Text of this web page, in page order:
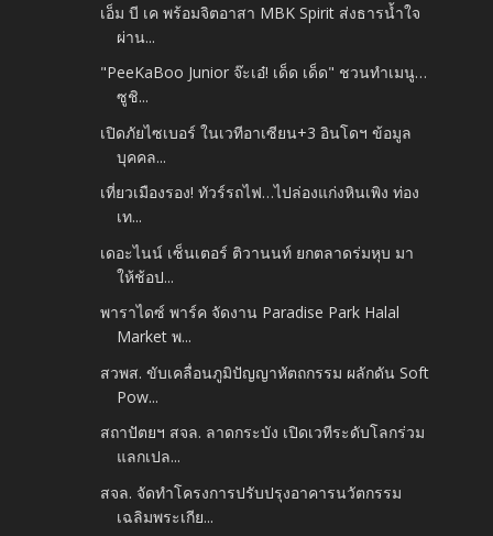
เอ็ม บี เค พร้อมจิตอาสา MBK Spirit ส่งธารน้ำใจ
ผ่าน...
"PeeKaBoo Junior จ๊ะเอ๋! เด็ด เด็ด" ชวนทำเมนู…
ซูชิ...
เปิดภัยไซเบอร์ ในเวทีอาเซียน+3 อินโดฯ ข้อมูล
บุคคล...
เที่ยวเมืองรอง! ทัวร์รถไฟ…ไปล่องแก่งหินเพิง ท่อง
เท...
เดอะไนน์ เซ็นเตอร์ ติวานนท์ ยกตลาดร่มหุบ มา
ให้ช้อป...
พาราไดซ์ พาร์ค จัดงาน Paradise Park Halal
Market พ...
สวพส. ขับเคลื่อนภูมิปัญญาหัตถกรรม ผลักดัน Soft
Pow...
สถาปัตยฯ สจล. ลาดกระบัง เปิดเวทีระดับโลกร่วม
แลกเปล...
สจล. จัดทำโครงการปรับปรุงอาคารนวัตกรรม
เฉลิมพระเกีย...